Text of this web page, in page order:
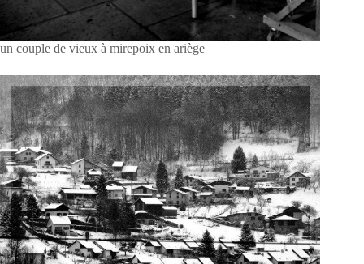
un couple de vieux à mirepoix en ariège